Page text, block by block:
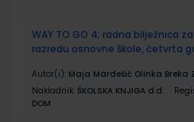
WAY TO GO 4; radna bilježnica
razredu osnovne škole, četvrta
Autor(i): Maja Mardešić Olinka Breka
Nakladnik: ŠKOLSKA KNJIGA d.d.
DOM